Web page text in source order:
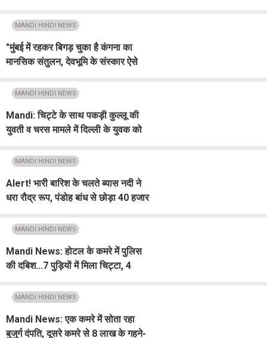
MANDI HINDI NEWS
"मुंबई में रहकर बिगड़ चुका है कंगना का
मानसिक संतुलन, देवभूमि के संस्कार ऐसे
MANDI HINDI NEWS
Mandi: चिट्टे के साथ पकड़ी कुल्लू की
युवती व चरस मामले में दिल्ली के युवक को
MANDI HINDI NEWS
Alert! भारी बारिश के चलते ब्यास नदी ने
धरा रौद्र रूप, पंडोह बांध से छोड़ा 40 हजार
MANDI HINDI NEWS
Mandi News: होटल के कमरे में पुलिस
की दबिश...7 पुड़ियाें में मिला चिट्टा, 4
MANDI HINDI NEWS
Mandi News: एक कमरे में सोता रहा
बुजुर्ग दंपति, दूसरे कमरे से 8 लाख के गहने-